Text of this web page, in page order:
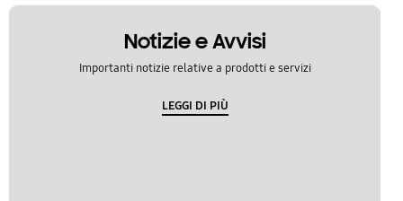
Notizie e Avvisi
Importanti notizie relative a prodotti e servizi
LEGGI DI PIÙ